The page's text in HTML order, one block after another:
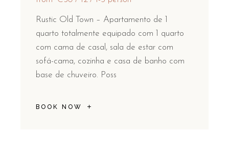
Rustic Old Town – Apartamento de 1
quarto totalmente equipado com 1 quarto
com cama de casal, sala de estar com
sofá-cama, cozinha e casa de banho com
base de chuveiro. Poss
BOOK NOW